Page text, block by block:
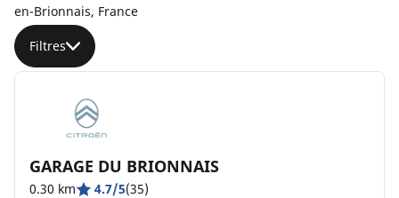
en-Brionnais, France
Filtres
GARAGE DU BRIONNAIS
0.30 km 4.7/5(35)